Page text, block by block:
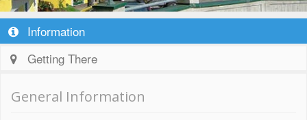
Information
Getting There
General Information